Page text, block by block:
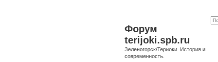
Форум
terijoki.spb.ru
Зеленогорск/Териоки. История и
современность.